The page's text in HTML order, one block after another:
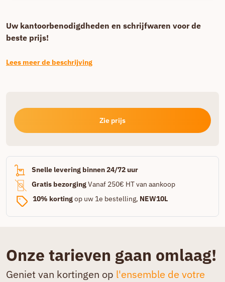
Uw kantoorbenodigdheden en schrijfwaren voor de
beste prijs!
Lees meer de beschrijving
Zie prijs
Snelle levering binnen 24/72 uur
Gratis bezorgingVanaf 250€ HT van aankoop
10% kortingop uw 1e bestelling, NEW10L
Onze tarieven gaan omlaag!
Geniet van kortingen op l'ensemble de votre